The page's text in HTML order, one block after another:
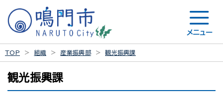
メニュー
TOP 組織 産業振興部 観光振興課
観光振興課